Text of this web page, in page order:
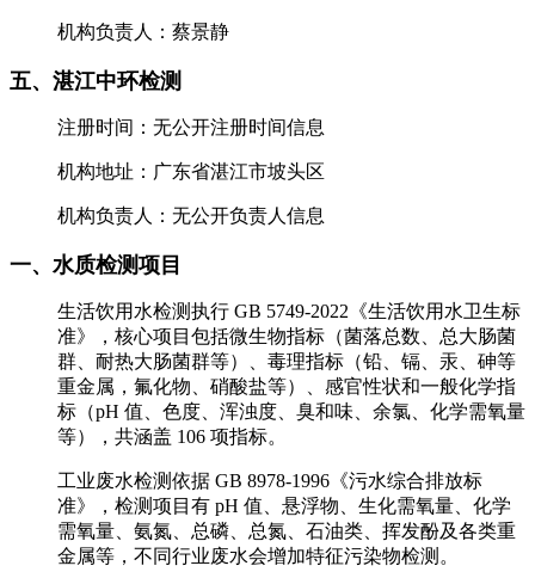
机构负责人：蔡景静
五、湛江中环检测
注册时间：无公开注册时间信息
机构地址：广东省湛江市坡头区
机构负责人：无公开负责人信息
一、水质检测项目
生活饮用水检测执行 GB 5749-2022《生活饮用水卫生标
准》，核心项目包括微生物指标（菌落总数、总大肠菌
群、耐热大肠菌群等）、毒理指标（铅、镉、汞、砷等
重金属，氟化物、硝酸盐等）、感官性状和一般化学指
标（pH 值、色度、浑浊度、臭和味、余氯、化学需氧量
等），共涵盖 106 项指标。
工业废水检测依据 GB 8978-1996《污水综合排放标
准》，检测项目有 pH 值、悬浮物、生化需氧量、化学
需氧量、氨氮、总磷、总氮、石油类、挥发酚及各类重
金属等，不同行业废水会增加特征污染物检测。